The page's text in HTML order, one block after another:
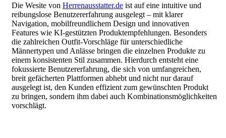
Die Wesite von Herrenausstatter.de ist auf eine intuitive und
reibungslose Benutzererfahrung ausgelegt – mit klarer
Navigation, mobilfreundlichem Design und innovativen
Features wie KI-gestützten Produktempfehlungen. Besonders
die zahlreichen Outfit-Vorschläge für unterschiedliche
Männertypen und Anlässe bringen die einzelnen Produkte zu
einem konsistenten Stil zusammen. Hierdurch entsteht eine
fokussierte Benutzererfahrung, die sich von umfangreichen,
breit gefächerten Plattformen abhebt und nicht nur darauf
ausgelegt ist, den Kunden effizient zum gewünschten Produkt
zu bringen, sondern ihm dabei auch Kombinationsmöglichkeiten
vorschlägt.